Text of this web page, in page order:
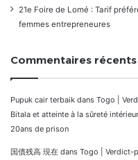
21e Foire de Lomé : Tarif
femmes entrepreneures
Commentaires récents
Pupuk cair terbaik dans Togo |
Bitala et atteinte à la sûreté
20ans de prison
国債残高 現在 dans Togo | Verdict-